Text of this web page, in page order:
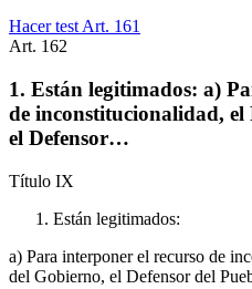
Hacer test Art. 161
Art. 162
1. Están legitimados: a)
de inconstitucionalidad, el
el Defensor…
Título IX
Están legitimados:
a) Para interponer el recurso de
del Gobierno, el Defensor del